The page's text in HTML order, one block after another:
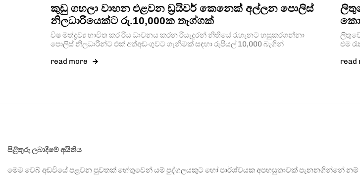
කුඩු ගහලා වාහන එළවන ඩ්‍රයිවර් කෙනෙක් අල්ලන පොලිස්
නිලධාරියෙක්ට රු.10,000ක තෑග්ගක්
විෂ මත්ද්‍රව්‍ය භාවිත කර රිය ධාවනය කරන රියැදුරන් නීතියේ රැහැනට හසුකරගන්නා
පොලිස් නිලධාරීන්ට එක් අත්අඩංගුවට ගැනීමක් සඳහා රුපියල් 10,000 බැගින්
read more
එම
read
පිළිතුරු ලබාදීමේ අයිතිය
මෙම වෙබ් අඩවියේ පළවන පුවතක් හේතුවෙන් යම් පුද්ගලයකුට හෝ පාර්ශ්වයක අපහසුතාවක් පැනනගින්නේ